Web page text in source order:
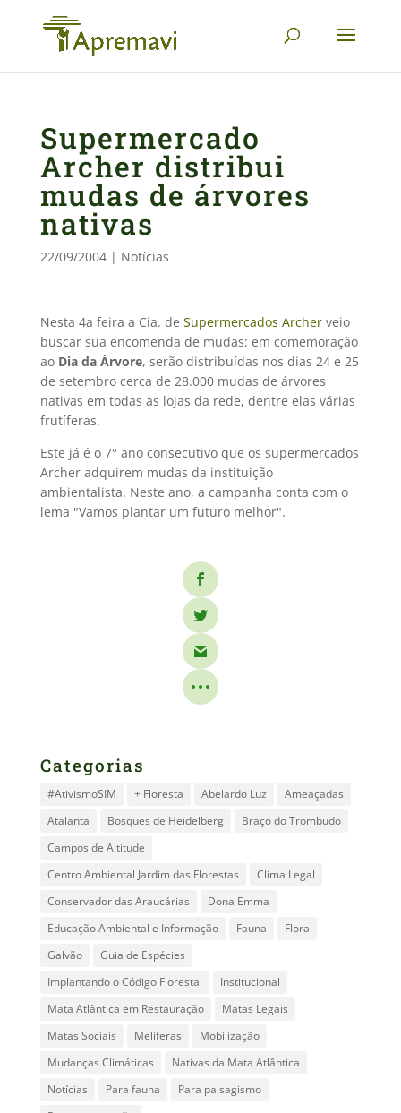
Supermercado
Archer distribui
mudas de árvores
nativas
22/09/2004| Notícias
Nesta 4a feira a Cia. de Supermercados Archerveio
buscar sua encomenda de mudas: em comemoração
ao Dia da Árvore, serão distribuídas nos dias 24 e 25
de setembro cerca de 28.000 mudas de árvores
nativas em todas as lojas da rede, dentre elas várias
frutíferas.
Este já é o 7° ano consecutivo que os supermercados
Archer adquirem mudas da instituição
ambientalista. Neste ano, a campanha conta com o
lema "Vamos plantar um futuro melhor".
Categorias
#AtivismoSIM + Floresta Abelardo Luz
Ameaçadas
Atalanta
Bosques de Heidelberg
Braço do Trombudo
Campos de Altitude
Centro Ambiental Jardim das Florestas
Clima Legal
Conservador das Araucárias
Dona Emma
Educação Ambiental e Informação
Fauna
Flora
Galvão
Guia de Espécies
Implantando o Código Florestal
Institucional
Mata Atlântica em Restauração
Matas Legais
Matas Sociais
Melíferas
Mobilização
Mudanças Climáticas
Nativas da Mata Atlântica
Notícias
Para fauna
Para paisagismo